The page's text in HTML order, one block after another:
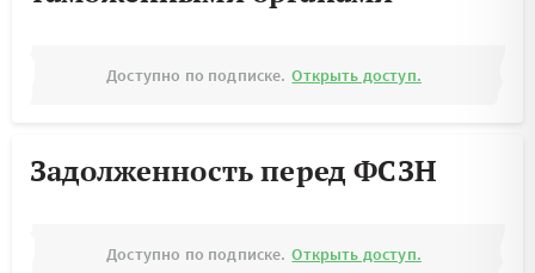
Доступно по подписке. Открыть доступ.
Задолженность перед ФСЗН
Доступно по подписке. Открыть доступ.